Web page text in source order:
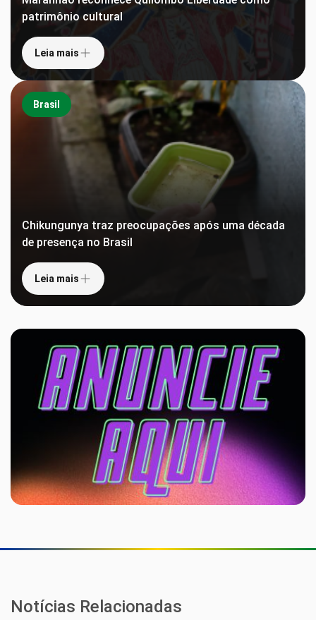
patrimônio cultural
Leia mais
Brasil
Chikungunya traz preocupações após uma década
de presença no Brasil
Leia mais
Notícias Relacionadas